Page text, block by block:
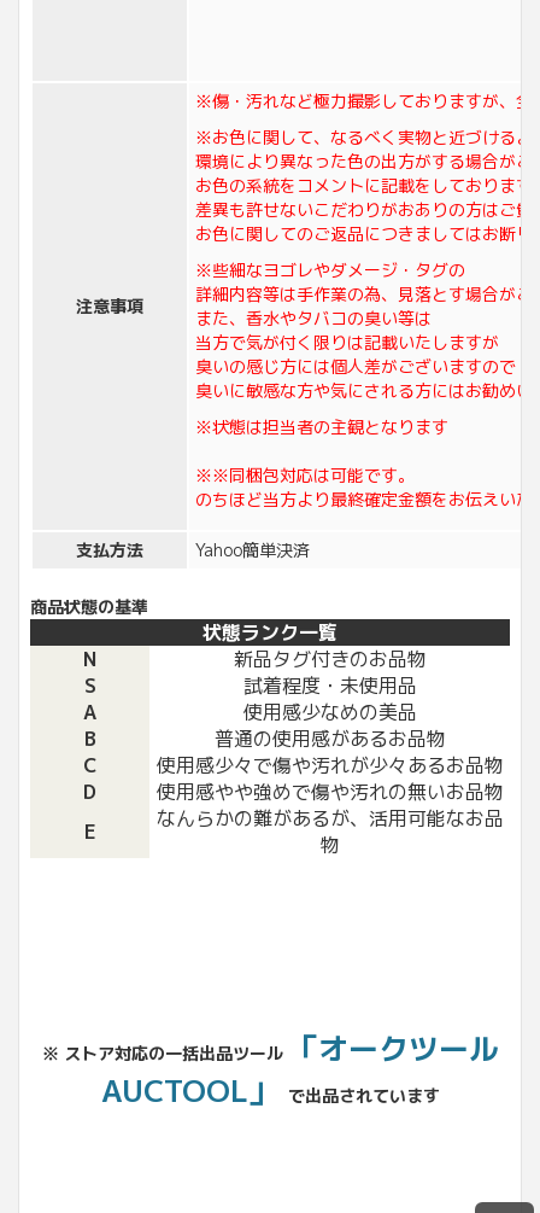
注意事項
※傷・汚れなど極力撮影しておりますが、
※お色に関して、なるべく実物と近づけるよ
環境により異なった色の出方がする場合がご
お色の系統をコメントに記載をしておりま
差異も許せないこだわりがおありの方はご
お色に関してのご返品につきましてはお断り
※些細なヨゴレやダメージ・タグの
詳細内容等は手作業の為、見落とす場合がご
また、香水やタバコの臭い等は
当方で気が付く限りは記載いたしますが
臭いの感じ方には個人差がございますので
臭いに敏感な方や気にされる方にはお勧めい
※状態は担当者の主観となります
※※同梱包対応は可能です。
のちほど当方より最終確定金額をお伝えいた
支払方法 Yahoo簡単決済
商品状態の基準
状態ランク一覧
N
新品タグ付きのお品物
S
試着程度・未使用品
A
使用感少なめの美品
B
普通の使用感があるお品物
C
使用感少々で傷や汚れが少々あるお品物
D
使用感やや強めで傷や汚れの無いお品物
E
なんらかの難があるが、活用可能なお品
物
※ ストア対応の一括出品ツール
「オークツール
AUCTOOL」
で出品されています